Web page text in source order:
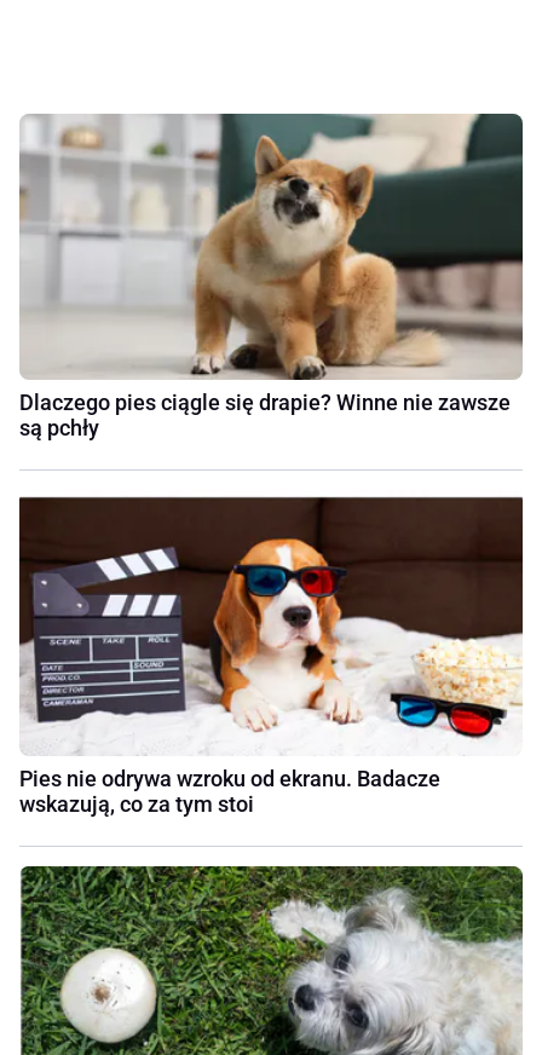
Dlaczego pies ciągle się drapie? Winne nie zawsze
są pchły
Pies nie odrywa wzroku od ekranu. Badacze
wskazują, co za tym stoi